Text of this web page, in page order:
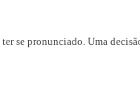
se pronunciado. Uma